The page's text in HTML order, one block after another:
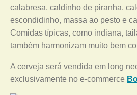
calabresa, caldinho de piranha,
escondidinho, massa ao pesto e
Comidas típicas, como indiana,
também harmonizam muito bem
A cerveja será vendida em long
exclusivamente no e-commerce